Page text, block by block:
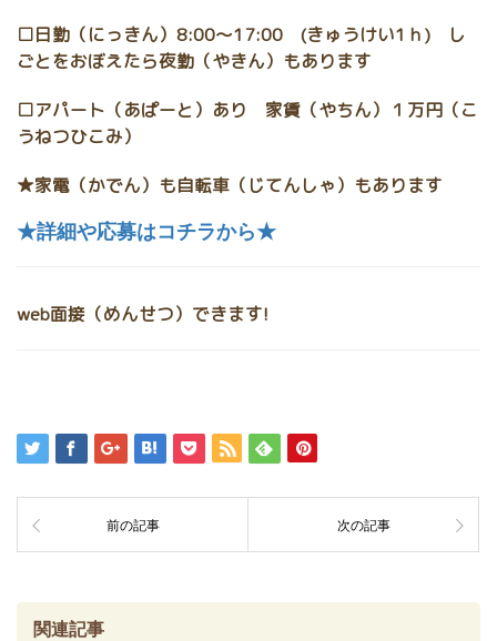
□日勤（にっきん）8:00～17:00 (きゅうけい1ｈ) し
ごとをおぼえたら夜勤（やきん）もあります
□アパート（あぱーと）あり 家賃（やちん）１万円（こ
うねつひこみ）
★家電（かでん）も自転車（じてんしゃ）もあります
★詳細や応募はコチラから★
web面接（めんせつ）できます!
前の記事 次の記事
関連記事